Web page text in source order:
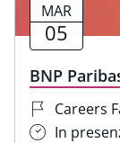
MAR
05
BNP
Careers
In